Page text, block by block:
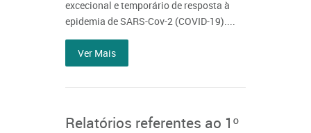
excecional e temporário de resposta à
epidemia de SARS-Cov-2 (COVID-19)....
Ver Mais
Relatórios referentes ao 1º